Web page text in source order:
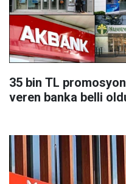
35 bin TL
veren banka belli